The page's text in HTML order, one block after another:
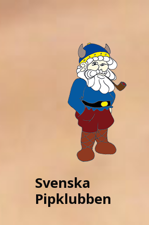
Svenska
Pipklubben